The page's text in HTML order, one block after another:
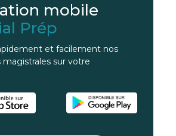
mobile
Prép
et facilement nos
magistrales sur votre